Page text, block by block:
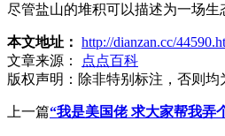
尽管盐山的堆积可以描述为一场生
本文地址： http://dianzan.cc/
文章来源：
点点百科
版权声明： 除非特别标注，否则均
上一篇“我是美国佬 求大家帮我弄